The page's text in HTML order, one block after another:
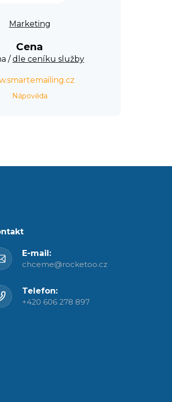
Marketing
Cena
/dle ceníku služby
Nápověda
E-mail:
chceme@rocketoo.cz
Telefon:
+420 606 278 897